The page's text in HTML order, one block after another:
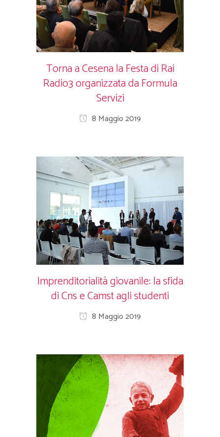
Torna a Cesena la Festa di Rai
Radio3 organizzata da Formula
Servizi
8 Maggio 2019
Imprenditorialità giovanile: la sfida
di Cns e Camst agli studenti
8 Maggio 2019